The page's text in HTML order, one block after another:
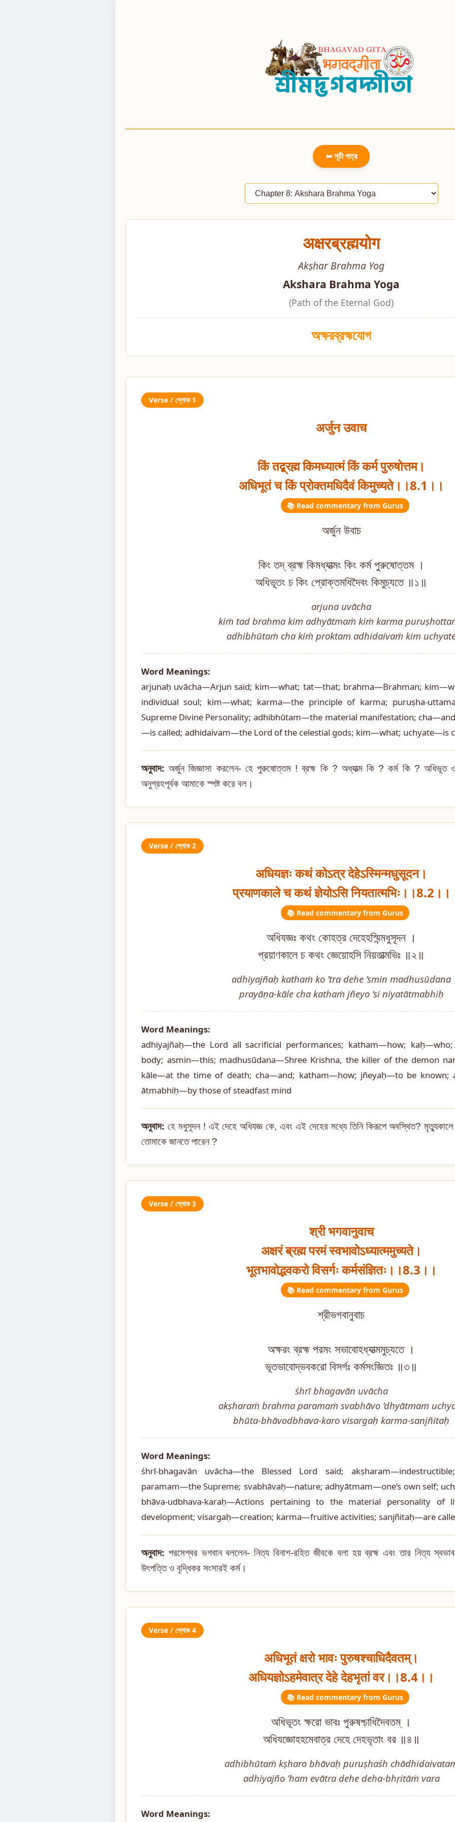
⬅ সূচী পত্র
अक्षरब्रह्मयोग
Akṣhar Brahma Yog
Akshara Brahma Yoga
(Path of the Eternal God)
অক্ষরব্রহ্মযোগ
Verse / শ্লোক 1
अर्जुन उवाच
किं तद्ब्रह्म किमध्यात्मं किं कर्म पुरुषोत्तम।
अधिभूतं च किं प्रोक्तमधिदैवं किमुच्यते।।8.1।।
📚 Read commentary from Gurus
অর্জুন উবাচ
কিং তদ্ ব্রহ্ম কিমধ্যাত্মং কিং কর্ম পুরুষোত্তম ।
অধিভূতং চ কিং প্রোক্তমধিদৈবং কিমুচ্যতে ॥১॥
arjuna uvācha
kiṁ tad brahma kim adhyātmaṁ kiṁ karma
adhibhūtaṁ cha kiṁ proktam adhidaivaṁ kim
Word Meanings:
arjunaḥ uvācha—Arjun said; kim—what; tat—that; brahma—Brahman;
individual soul; kim—what; karma—the principle of karma; puruṣha-
Supreme Divine Personality; adhibhūtam—the material manifestation;
—is called; adhidaivam—the Lord of the celestial gods; kim—what; uchyate—is
অনুবাদ: অর্জুন জিজ্ঞাসা করলেন- হে পুরুষোত্তম ! ব্রহ্ম কি ? অধ্যাত্ম কি ? কর্ম কি ? অধিভূত
অনুগ্রহপূর্বক আমাকে স্পষ্ট করে বল।
Verse / শ্লোক 2
अधियज्ञः कथं कोऽत्र देहेऽस्मिन्मधुसूदन।
प्रयाणकाले च कथं ज्ञेयोऽसि नियतात्मभिः।।8.2।।
📚 Read commentary from Gurus
অধিযজ্ঞঃ কথং কোহত্র দেহেহস্মিন্মধুসূদন ।
প্রয়াণকালে চ কথং জ্ঞেয়োহসি নিয়তাত্মভিঃ ॥২॥
adhiyajñaḥ kathaṁ ko ’tra dehe ’smin madhusūdana
prayāṇa-kāle cha kathaṁ jñeyo ’si niyatātmabhiḥ
Word Meanings:
adhiyajñaḥ—the Lord all sacrificial performances; katham—how;
body; asmin—this; madhusūdana—Shree Krishna, the killer of the demon
kāle—at the time of death; cha—and; katham—how; jñeyaḥ—to be known;
ātmabhiḥ—by those of steadfast mind
অনুবাদ: হে মধুসূদন ! এই দেহে অধিযজ্ঞ কে, এবং এই দেহের মধ্যে তিনি কিরূপে অবস্থিত? মৃত্যুকালে
তোমাকে জানতে পারেন ?
Verse / শ্লোক 3
श्री भगवानुवाच
अक्षरं ब्रह्म परमं स्वभावोऽध्यात्ममुच्यते।
भूतभावोद्भवकरो विसर्गः कर्मसंज्ञितः।।8.3।।
📚 Read commentary from Gurus
শ্রীভগবানুবাচ
অক্ষরং ব্রহ্ম পরমং সভাবোহধ্যাত্মমুচ্যতে ।
ভূতভাবোদ্ভবকরো বিসর্গঃ কর্মসংজ্ঞিতঃ ॥৩॥
śhrī bhagavān uvācha
akṣharaṁ brahma paramaṁ svabhāvo ’dhyātmam
bhūta-bhāvodbhava-karo visargaḥ karma-sanjñitaḥ
Word Meanings:
śhrī-bhagavān uvācha—the Blessed Lord said;
paramam—the Supreme; svabhāvaḥ—nature; adhyātmam—one’s own self;
bhāva-udbhava-karaḥ—Actions pertaining to the material personality of
development; visargaḥ—creation; karma—fruitive activities; sanjñitaḥ—are
অনুবাদ: পরমেশ্বর ভগবান বললেন- নিত্য বিনাশ-রহিত জীবকে বলা হয় ব্রহ্ম এবং তার নিত্য
উৎপত্তি ও বৃদ্ধিকর সংসারই কর্ম।
Verse / শ্লোক 4
अधिभूतं क्षरो भावः पुरुषश्चाधिदैवतम्।
अधियज्ञोऽहमेवात्र देहे देहभृतां वर।।8.4।।
📚 Read commentary from Gurus
অধিভূতং ক্ষরো ভাবঃ পুরুষশ্চাধিদৈবতম্ ।
অধিযজ্ঞোহহমেবাত্র দেহে দেহভৃতাং বর ॥৪॥
adhibhūtaṁ kṣharo bhāvaḥ puruṣhaśh
adhiyajño ’ham evātra dehe deha-bhṛitāṁ vara
Word Meanings: